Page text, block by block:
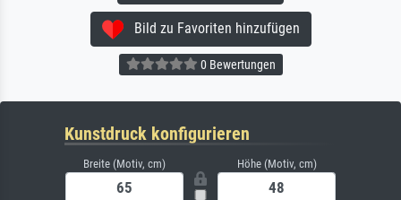
Bild zu Favoriten hinzufügen
0 Bewertungen
Kunstdruck konfigurieren
Breite (Motiv, cm) Höhe (Motiv, cm)